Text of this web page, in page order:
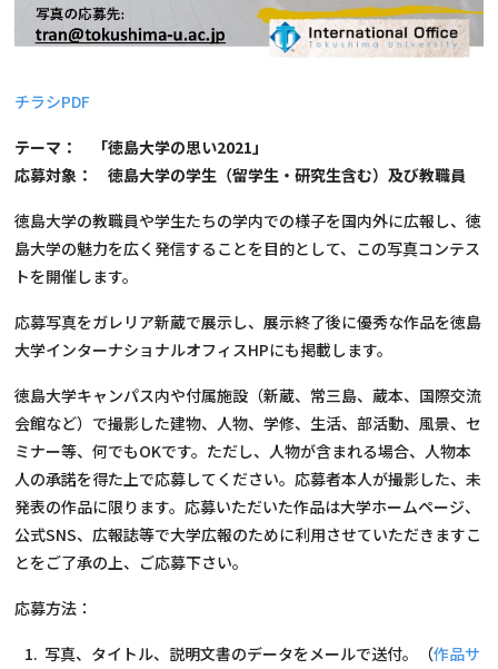
チラシPDF
テーマ： 「徳島大学の思い2021」
応募対象： 徳島大学の学生（留学生・研究生含む）及び教職員
徳島大学の教職員や学生たちの学内での様子を国内外に広報し、徳
島大学の魅力を広く発信することを目的として、この写真コンテス
トを開催します。
応募写真をガレリア新蔵で展示し、展示終了後に優秀な作品を徳島
大学インターナショナルオフィスHPにも掲載します。
徳島大学キャンパス内や付属施設（新蔵、常三島、蔵本、国際交流
会館など）で撮影した建物、人物、学修、生活、部活動、風景、セ
ミナー等、何でもOKです。ただし、人物が含まれる場合、人物本
人の承諾を得た上で応募してください。応募者本人が撮影した、未
発表の作品に限ります。応募いただいた作品は大学ホームページ、
公式SNS、広報誌等で大学広報のために利用させていただきますこ
とをご了承の上、ご応募下さい。
応募方法：
写真、タイトル、説明文書のデータをメールで送付。（作品サ